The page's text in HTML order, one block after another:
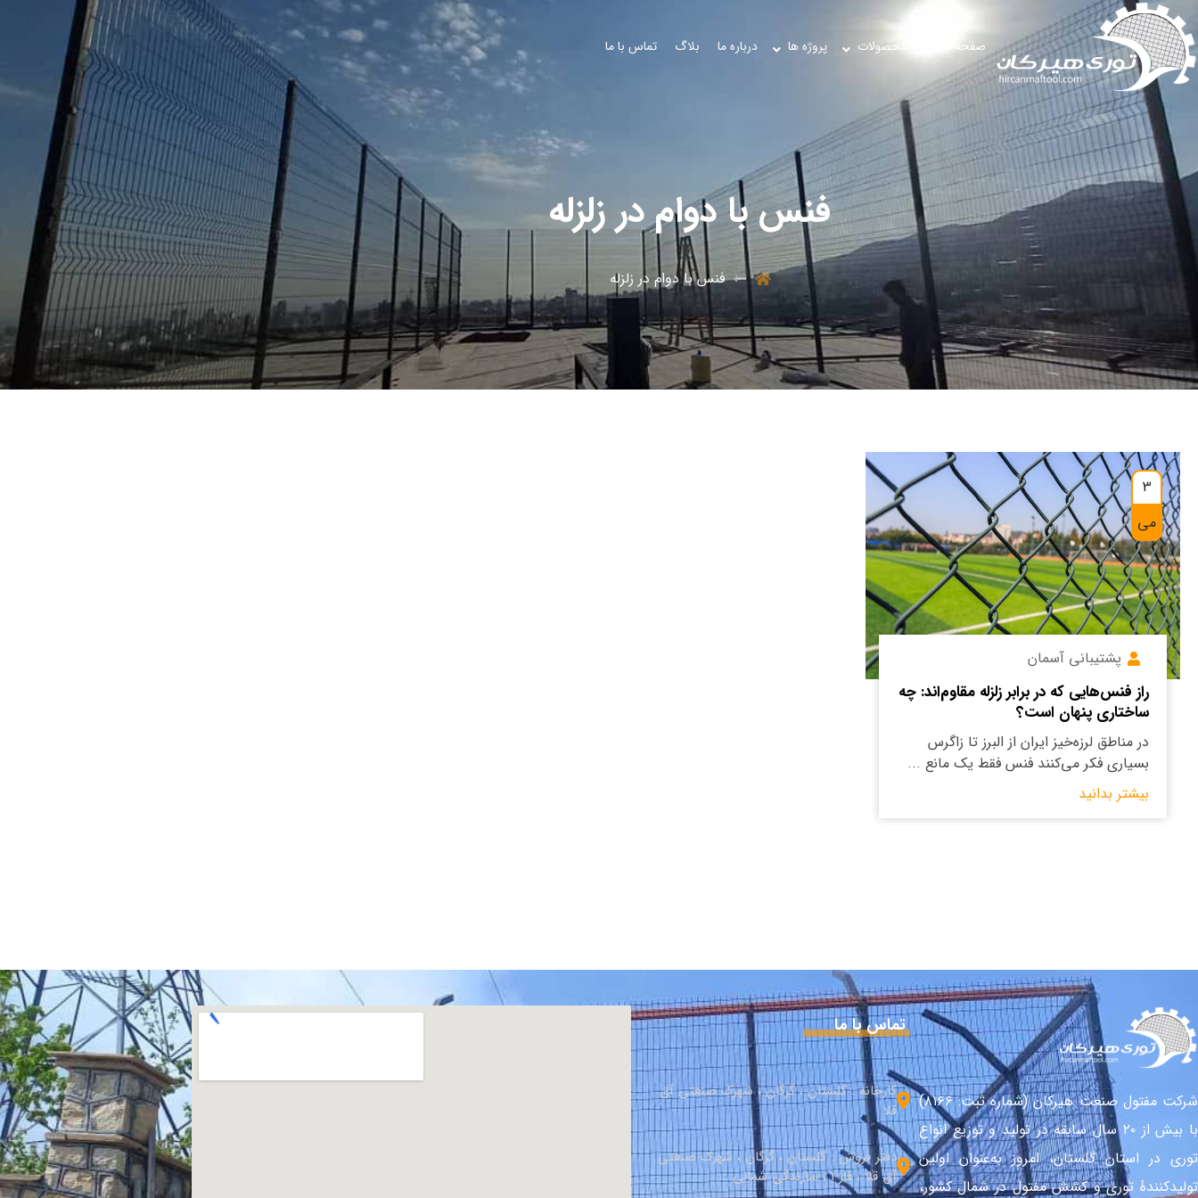
صفحه اصلی محصولات پروژه ها درباره ما بلاگ تماس با ما
فنس با دوام در زلزله
فنس با دوام در زلزله
3
می
پشتیبانی آسمان
راز فنس‌هایی که در برابر زلزله مقاوم‌اند: چه
ساختاری پنهان است؟
در مناطق لرزه‌خیز ایران از البرز تا زاگرس
بسیاری فکر می‌کنند فنس فقط یک مانع ...
بیشتر بدانید
شرکت مفتول صنعت هیرکان (شماره ثبت: ۸۱۶۶)
با بیش از ۲۰ سال سابقه در تولید و توزیع انواع
توری در استان گلستان، امروز به‌عنوان اولین
تولیدکنندهٔ توری و کشش مفتول در شمال کشور،
تماس با ما
کارخانه : گلستان ، گرگان ، شهرک صنعتی آق
قلا
دفتر فروش : گلستان ، گرگان ، شهرک صنعتی
آق قلا ، فاز 1 ، سازندگی شمالی